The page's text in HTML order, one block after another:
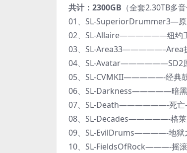
共计：2300GB （全套2.30TB多音
01、SL-SuperiorDrummer3—
02、SL-Allaire——————纽约
03、SL-Area33—————–Area
04、SL-Avatar——————SD2
05、SL-CVMKII—————-经
06、SL-Darkness—————暗
07、SL-Death——————-死
08、SL-Decades—————-格莱
09、SL-EvilDrums————-地
10、SL-FieldsOfRock———-摇